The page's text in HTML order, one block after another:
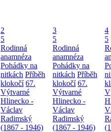
2
5
Rodinná
anamnéza
Pohádky na
nitkách Příběh
klokočí 67.
Výtvarné
Hlinecko -
Václav
Radimský
(1867 - 1946)
3
5
Rodinná
anamnéza
Pohádky na
nitkách Příběh
klokočí 67.
Výtvarné
Hlinecko -
Václav
Radimský
(1867 - 1946)
4
5